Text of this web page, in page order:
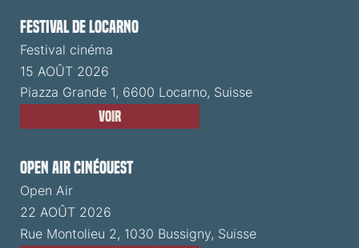
Festival de Locarno
Festival cinéma
15 AOÛT 2026
Piazza Grande 1, 6600 Locarno, Suisse
Voir
Open Air CinéOuest
Open Air
22 AOÛT 2026
Rue Montolieu 2, 1030 Bussigny, Suisse